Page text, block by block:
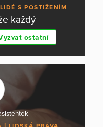
LIDÉ S POSTIŽENÍM
každý
ostatní